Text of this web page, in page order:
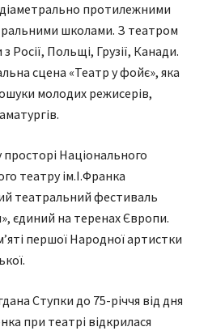
протилежними
школами. З театром
Польщі, Грузії, Канади.
сцена «Театр у фойє», яка
молодих режисерів,
Національного
театру ім.І.Франка
театральний фестиваль
єдиний на теренах Європи.
першої Народної артистки
Ступки до 75-річчя від дня
при театрі відкрилася